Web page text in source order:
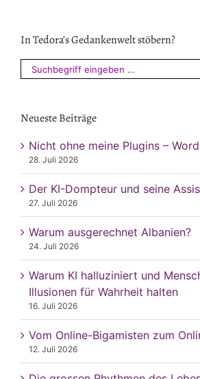
In Tedora’s Gedankenwelt stöbern?
Suchen
nach:
Neueste Beiträge
Nicht ohne meine Plugins –
28. Juli 2026
Der KI-Dompteur und seine
27. Juli 2026
Warum ausgerechnet Albanien?
24. Juli 2026
Warum KI halluziniert und
Illusionen für Wahrheit halten
16. Juli 2026
Vom Online-Bigamisten zum
12. Juli 2026